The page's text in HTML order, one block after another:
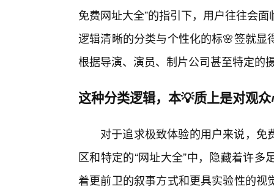
免费网址大全”的指引下，用户往往会
逻辑清晰的分类与个性化的标🌸签就
根据导演、演员、制片公司甚至特定的
这种分类逻辑，本💡质上是对观
对于追求极致体验的用户来说，
区和特定的“网址大全”中，隐藏着许
着更前卫的叙事方式和更具实验性的